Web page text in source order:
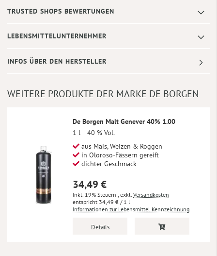
TRUSTED SHOPS BEWERTUNGEN
LEBENSMITTELUNTERNEHMER
INFOS ÜBER DEN HERSTELLER
WEITERE PRODUKTE DER MARKE DE BORGEN
De Borgen Malt Genever 40% 1.00
1 l
40 % Vol.
aus Mais, Weizen & Roggen
in Oloroso-Fässern gereift
dichter Geschmack
34,49 €
Inkl. 19% Steuern , exkl. Versandkosten
34,49 € / 1 l
Informationen zur Lebensmittel Kennzeichnung
Details